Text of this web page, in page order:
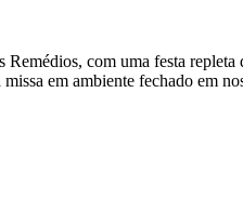
com uma festa
em ambiente fechado em